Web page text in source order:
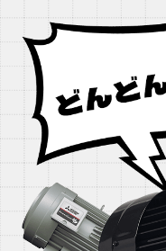
インバータについ